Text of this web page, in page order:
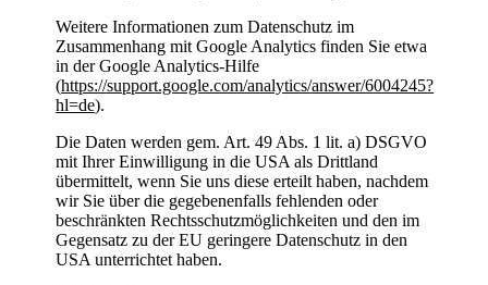
Weitere Informationen zum Datenschutz im
Zusammenhang mit Google Analytics finden Sie etwa
in der Google Analytics-Hilfe
(https://support.google.com/analytics/answer/6004245?
hl=de).
Die Daten werden gem. Art. 49 Abs. 1 lit. a) DSGVO
mit Ihrer Einwilligung in die USA als Drittland
übermittelt, wenn Sie uns diese erteilt haben, nachdem
wir Sie über die gegebenenfalls fehlenden oder
beschränkten Rechtsschutzmöglichkeiten und den im
Gegensatz zu der EU geringere Datenschutz in den
USA unterrichtet haben.